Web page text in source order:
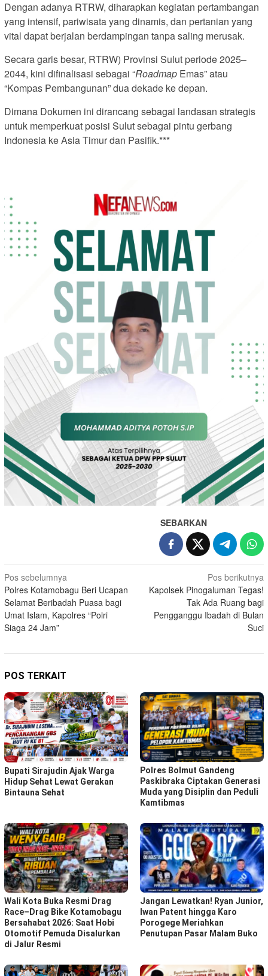
Dengan adanya RTRW, diharapkan kegiatan pertambangan
yang intensif, pariwisata yang dinamis, dan pertanian yang
vital dapat berjalan berdampingan tanpa saling merusak.
Secara garis besar, RTRW) Provinsi Sulut periode 2025–
2044, kini difinalisasi sebagai “Roadmap Emas” atau
“Kompas Pembangunan” dua dekade ke depan.
Dimana Dokumen ini dirancang sebagai landasan strategis
untuk memperkuat posisi Sulut sebagai pintu gerbang
Indonesia ke Asia Timur dan Pasifik.***
SEBARKAN
Navigasi
pos
Pos sebelumnya
Polres Kotamobagu Beri Ucapan
Selamat Beribadah Puasa bagi
Umat Islam, Kapolres “Polri
Siaga 24 Jam”
Pos berikutnya
Kapolsek Pinogaluman Tegas!
Tak Ada Ruang bagi
Pengganggu Ibadah di Bulan
Suci
POS TERKAIT
Bupati Sirajudin Ajak Warga
Hidup Sehat Lewat Gerakan
Bintauna Sehat
Polres Bolmut Gandeng
Paskibraka Ciptakan Generasi
Muda yang Disiplin dan Peduli
Kamtibmas
Wali Kota Buka Resmi Drag
Race–Drag Bike Kotamobagu
Bersahabat 2026: Saat Hobi
Otomotif Pemuda Disalurkan
di Jalur Resmi
Jangan Lewatkan! Ryan Junior,
Iwan Patent hingga Karo
Porogege Meriahkan
Penutupan Pasar Malam Buko